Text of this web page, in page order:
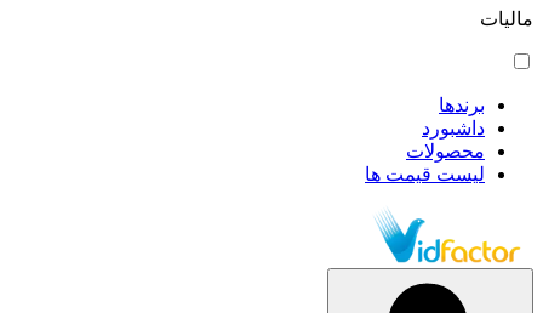
مالیات
برندها
داشبورد
محصولات
لیست قیمت ها